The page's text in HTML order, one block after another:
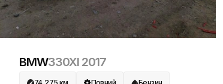
BMW330XI 2017